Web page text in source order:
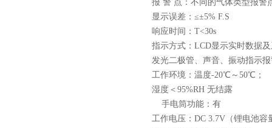
报 警 点：不同的气体类型报警
显示误差：≤±5% F.S
响应时间：T<30s
指示方式：LCD显示实时数据
发光二极管、声音、振动指示
工作环境：温度-20℃～50℃；
湿度＜95%RH 无结露
手电筒功能：有
工作电压：DC 3.7V（锂电池容